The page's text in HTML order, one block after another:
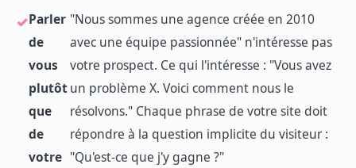
Parler
de
vous
plutôt
que
de
votre
"Nous sommes une agence créée en 2010
avec une équipe passionnée" n'intéresse pas
votre prospect. Ce qui l'intéresse : "Vous avez
un problème X. Voici comment nous le
résolvons." Chaque phrase de votre site doit
répondre à la question implicite du visiteur :
"Qu'est-ce que j'y gagne ?"